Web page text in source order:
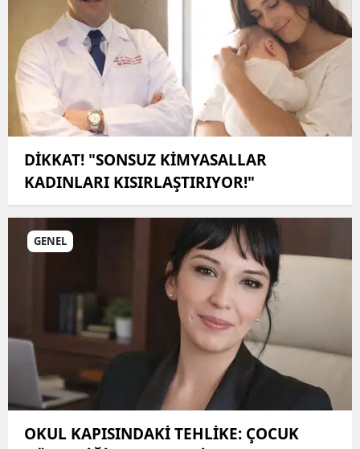
DİKKAT! "SONSUZ KİMYASALLAR
KADINLARI KISIRLAŞTIRIYOR!"
GENEL
OKUL KAPISINDAKİ TEHLİKE: ÇOCUK